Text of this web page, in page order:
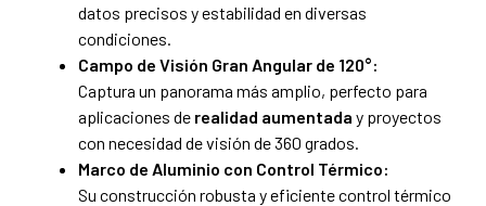
datos precisos y estabilidad en diversas
condiciones.
Campo de Visión Gran Angular de 120°:
Captura un panorama más amplio, perfecto para
aplicaciones de realidad aumentada y proyectos
con necesidad de visión de 360 grados.
Marco de Aluminio con Control Térmico:
Su construcción robusta y eficiente control térmico